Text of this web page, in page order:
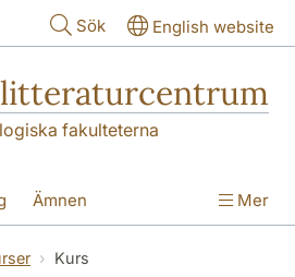
Sök English website
fakulteterna
Ämnen
Institutionen
Mer
Kurs